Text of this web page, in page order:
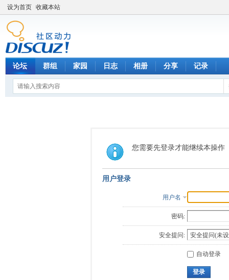
设为首页 收藏本站
论坛 群组 家园 日志 相册 分享 记录
您需要先登录才能继续本操作
用户登录
用户名
密码:
安全提问:
自动登录
登录